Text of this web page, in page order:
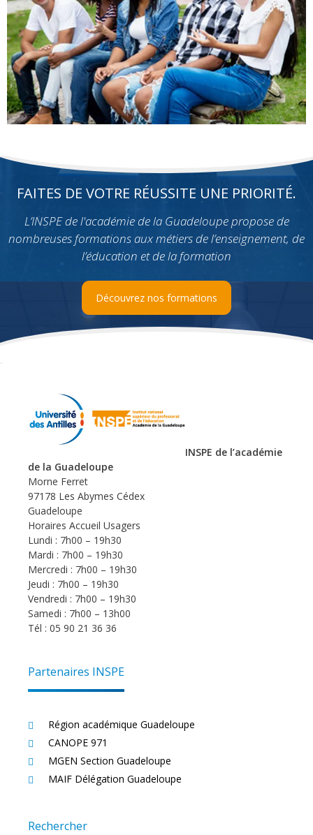
FAITES DE VOTRE RÉUSSITE UNE PRIORITÉ.
L’INSPE de l'académie de la Guadeloupe propose de
nombreuses formations aux métiers de l’enseignement, de
l’éducation et de la formation
Découvrez nos formations
INSPE de l’académie
de la Guadeloupe
Morne Ferret
97178 Les Abymes Cédex
Guadeloupe
Horaires Accueil Usagers
Lundi : 7h00 – 19h30
Mardi : 7h00 – 19h30
Mercredi : 7h00 – 19h30
Jeudi : 7h00 – 19h30
Vendredi : 7h00 – 19h30
Samedi : 7h00 – 13h00
Tél : 05 90 21 36 36
Partenaires INSPE
Région académique Guadeloupe
CANOPE 971
MGEN Section Guadeloupe
MAIF Délégation Guadeloupe
Rechercher